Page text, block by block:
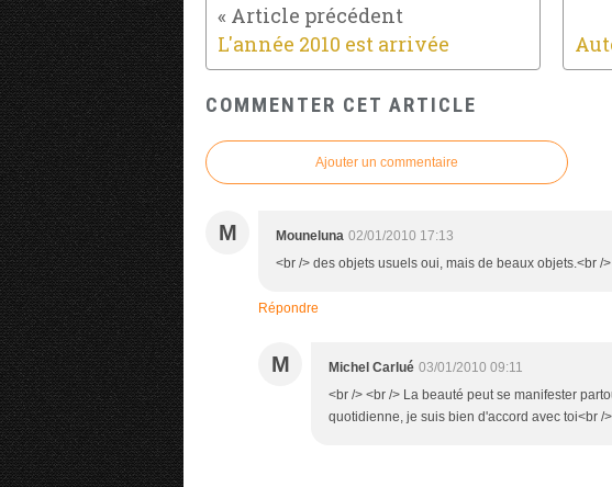
L'année 2010 est arrivée
COMMENTER CET ARTICLE
Ajouter un commentaire
M Mouneluna 02/01/2010 17:13
<br /> des objets usuels oui, mais de beaux objets.<br /
Répondre
M Michel Carlué 03/01/2010 09:11
<br /> <br /> La beauté peut se manifester
quotidienne, je suis bien d'accord avec toi<br /